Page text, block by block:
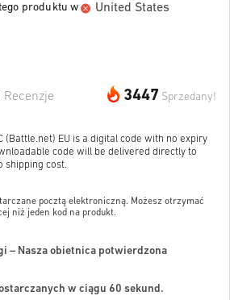
produktu w United States
3447 Sprzedany!
Recenzje
(Battle.net) EU is a digital code with no expiry
code will be delivered directly to
shipping cost.
pocztą elektroniczną. Możesz otrzymać
niż jeden kod na produkt.
– Nasza obietnica potwierdzona
w ciągu 60 sekund.